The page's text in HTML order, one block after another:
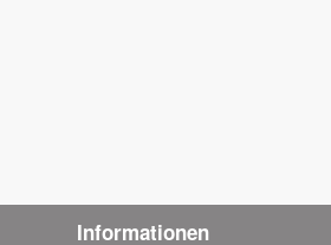
Informationen